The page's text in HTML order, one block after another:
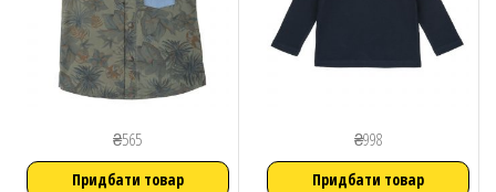
₴565
Придбати товар
₴998
Придбати товар